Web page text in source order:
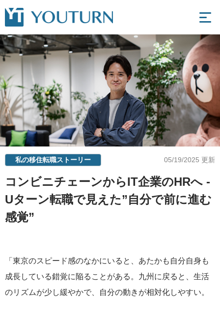
コンビニチェーンからIT企業のHRへ -
Uターン転職で見えた”自分で前に進む
感覚”
私の移住転職ストーリー 05/19/2025 更新
「東京のスピード感のなかにいると、あたかも自分自身も
成長している錯覚に陥ることがある。九州に戻ると、生活
のリズムが少し緩やかで、自分の動きが相対化しやすい。